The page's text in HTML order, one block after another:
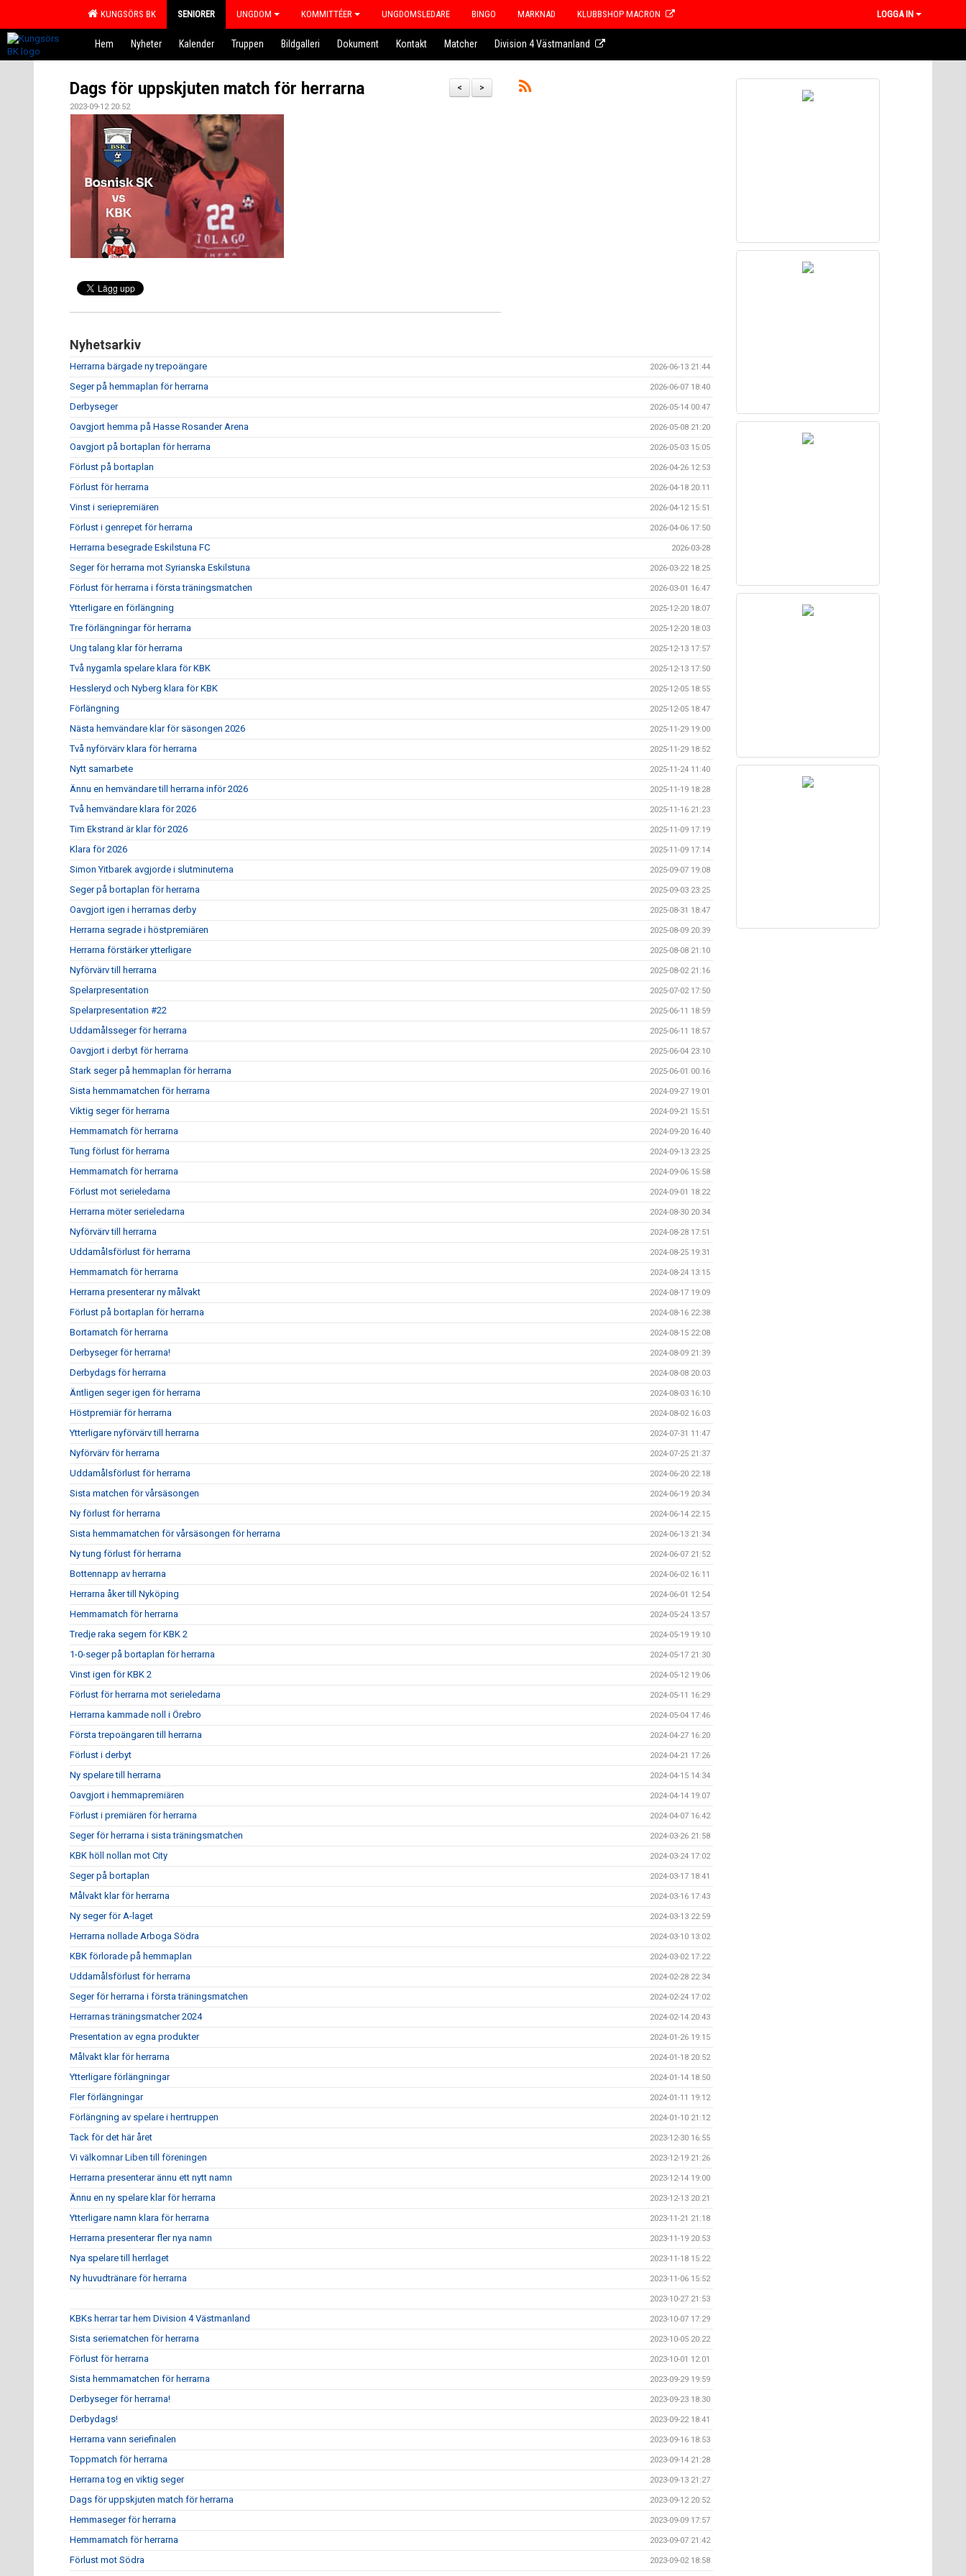
KUNGSÖRS BK SENIORER UNGDOM KOMMITTÉER UNGDOMSLEDARE BINGO MARKNAD KLUBBSHOP MACRON LOGGA IN
Hem Nyheter Kalender Truppen Bildgalleri Dokument Kontakt Matcher Division 4 Västmanland
>
<
Dags för uppskjuten match för herrarna
2023-09-12 20:52
Nyhetsarkiv
Herrarna bärgade ny trepoängare 2026-06-13 21:44
Seger på hemmaplan för herrarna 2026-06-07 18:40
Derbyseger 2026-05-14 00:47
Oavgjort hemma på Hasse Rosander Arena 2026-05-08 21:20
Oavgjort på bortaplan för herrarna 2026-05-03 15:05
Förlust på bortaplan 2026-04-26 12:53
Förlust för herrarna 2026-04-18 20:11
Vinst i seriepremiären 2026-04-12 15:51
Förlust i genrepet för herrarna 2026-04-06 17:50
Herrarna besegrade Eskilstuna FC 2026-03-28
Seger för herrarna mot Syrianska Eskilstuna 2026-03-22 18:25
Förlust för herrarna i första träningsmatchen 2026-03-01 16:47
Ytterligare en förlängning 2025-12-20 18:07
Tre förlängningar för herrarna 2025-12-20 18:03
Ung talang klar för herrarna 2025-12-13 17:57
Två nygamla spelare klara för KBK 2025-12-13 17:50
Hessleryd och Nyberg klara för KBK 2025-12-05 18:55
Förlängning 2025-12-05 18:47
Nästa hemvändare klar för säsongen 2026 2025-11-29 19:00
Två nyförvärv klara för herrarna 2025-11-29 18:52
Nytt samarbete 2025-11-24 11:40
Ännu en hemvändare till herrarna inför 2026 2025-11-19 18:28
Två hemvändare klara för 2026 2025-11-16 21:23
Tim Ekstrand är klar för 2026 2025-11-09 17:19
Klara för 2026 2025-11-09 17:14
Simon Yitbarek avgjorde i slutminuterna 2025-09-07 19:08
Seger på bortaplan för herrarna 2025-09-03 23:25
Oavgjort igen i herrarnas derby 2025-08-31 18:47
Herrarna segrade i höstpremiären 2025-08-09 20:39
Herrarna förstärker ytterligare 2025-08-08 21:10
Nyförvärv till herrarna 2025-08-02 21:16
Spelarpresentation 2025-07-02 17:50
Spelarpresentation #22 2025-06-11 18:59
Uddamålsseger för herrarna 2025-06-11 18:57
Oavgjort i derbyt för herrarna 2025-06-04 23:10
Stark seger på hemmaplan för herrarna 2025-06-01 00:16
Sista hemmamatchen för herrarna 2024-09-27 19:01
Viktig seger för herrarna 2024-09-21 15:51
Hemmamatch för herrarna 2024-09-20 16:40
Tung förlust för herrarna 2024-09-13 23:25
Hemmamatch för herrarna 2024-09-06 15:58
Förlust mot serieledarna 2024-09-01 18:22
Herrarna möter serieledarna 2024-08-30 20:34
Nyförvärv till herrarna 2024-08-28 17:51
Uddamålsförlust för herrarna 2024-08-25 19:31
Hemmamatch för herrarna 2024-08-24 13:15
Herrarna presenterar ny målvakt 2024-08-17 19:09
Förlust på bortaplan för herrarna 2024-08-16 22:38
Bortamatch för herrarna 2024-08-15 22:08
Derbyseger för herrarna! 2024-08-09 21:39
Derbydags för herrarna 2024-08-08 20:03
Äntligen seger igen för herrarna 2024-08-03 16:10
Höstpremiär för herrarna 2024-08-02 16:03
Ytterligare nyförvärv till herrarna 2024-07-31 11:47
Nyförvärv för herrarna 2024-07-25 21:37
Uddamålsförlust för herrarna 2024-06-20 22:18
Sista matchen för vårsäsongen 2024-06-19 20:34
Ny förlust för herrarna 2024-06-14 22:15
Sista hemmamatchen för vårsäsongen för herrarna 2024-06-13 21:34
Ny tung förlust för herrarna 2024-06-07 21:52
Bottennapp av herrarna 2024-06-02 16:11
Herrarna åker till Nyköping 2024-06-01 12:54
Hemmamatch för herrarna 2024-05-24 13:57
Tredje raka segern för KBK 2 2024-05-19 19:10
1-0-seger på bortaplan för herrarna 2024-05-17 21:30
Vinst igen för KBK 2 2024-05-12 19:06
Förlust för herrarna mot serieledarna 2024-05-11 16:29
Herrarna kammade noll i Örebro 2024-05-04 17:46
Första trepoängaren till herrarna 2024-04-27 16:20
Förlust i derbyt 2024-04-21 17:26
Ny spelare till herrarna 2024-04-15 14:34
Oavgjort i hemmapremiären 2024-04-14 19:07
Förlust i premiären för herrarna 2024-04-07 16:42
Seger för herrarna i sista träningsmatchen 2024-03-26 21:58
KBK höll nollan mot City 2024-03-24 17:02
Seger på bortaplan 2024-03-17 18:41
Målvakt klar för herrarna 2024-03-16 17:43
Ny seger för A-laget 2024-03-13 22:59
Herrarna nollade Arboga Södra 2024-03-10 13:02
KBK förlorade på hemmaplan 2024-03-02 17:22
Uddamålsförlust för herrarna 2024-02-28 22:34
Seger för herrarna i första träningsmatchen 2024-02-24 17:02
Herrarnas träningsmatcher 2024 2024-02-14 20:43
Presentation av egna produkter 2024-01-26 19:15
Målvakt klar för herrarna 2024-01-18 20:52
Ytterligare förlängningar 2024-01-14 18:50
Fler förlängningar 2024-01-11 19:12
Förlängning av spelare i herrtruppen 2024-01-10 21:12
Tack för det här året 2023-12-30 16:55
Vi välkomnar Liben till föreningen 2023-12-19 21:26
Herrarna presenterar ännu ett nytt namn 2023-12-14 19:00
Ännu en ny spelare klar för herrarna 2023-12-13 20:21
Ytterligare namn klara för herrarna 2023-11-21 21:18
Herrarna presenterar fler nya namn 2023-11-19 20:53
Nya spelare till herrlaget 2023-11-18 15:22
Ny huvudtränare för herrarna 2023-11-06 15:52
2023-10-27 21:53
KBKs herrar tar hem Division 4 Västmanland 2023-10-07 17:29
Sista seriematchen för herrarna 2023-10-05 20:22
Förlust för herrarna 2023-10-01 12:01
Sista hemmamatchen för herrarna 2023-09-29 19:59
Derbyseger för herrarna! 2023-09-23 18:30
Derbydags! 2023-09-22 18:41
Herrarna vann seriefinalen 2023-09-16 18:53
Toppmatch för herrarna 2023-09-14 21:28
Herrarna tog en viktig seger 2023-09-13 21:27
Dags för uppskjuten match för herrarna 2023-09-12 20:52
Hemmaseger för herrarna 2023-09-09 17:57
Hemmamatch för herrarna 2023-09-07 21:42
Förlust mot Södra 2023-09-02 18:58